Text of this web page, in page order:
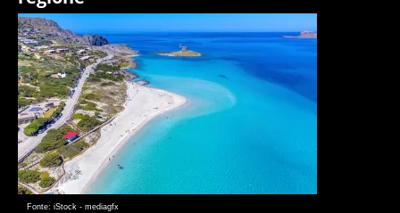
Fonte: iStock - mediagfx